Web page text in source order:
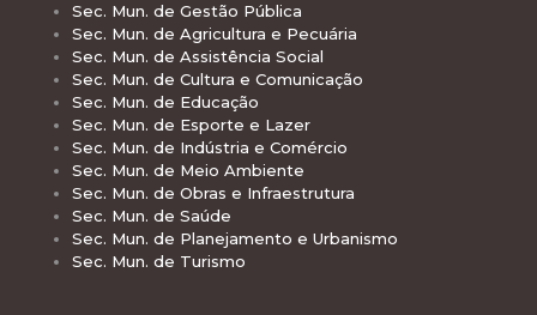
Sec. Mun. de Gestão Pública
Sec. Mun. de Agricultura e Pecuária
Sec. Mun. de Assistência Social
Sec. Mun. de Cultura e Comunicação
Sec. Mun. de Educação
Sec. Mun. de Esporte e Lazer
Sec. Mun. de Indústria e Comércio
Sec. Mun. de Meio Ambiente
Sec. Mun. de Obras e Infraestrutura
Sec. Mun. de Saúde
Sec. Mun. de Planejamento e Urbanismo
Sec. Mun. de Turismo